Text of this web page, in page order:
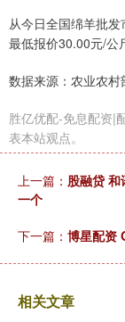
从今日全国绵羊批
最低报价30.00元/公
数据来源：农业农村
胜亿优配-免息配资|
表本站观点。
上一篇： 股融贷
一个
下一篇： 博星配资
相关文章